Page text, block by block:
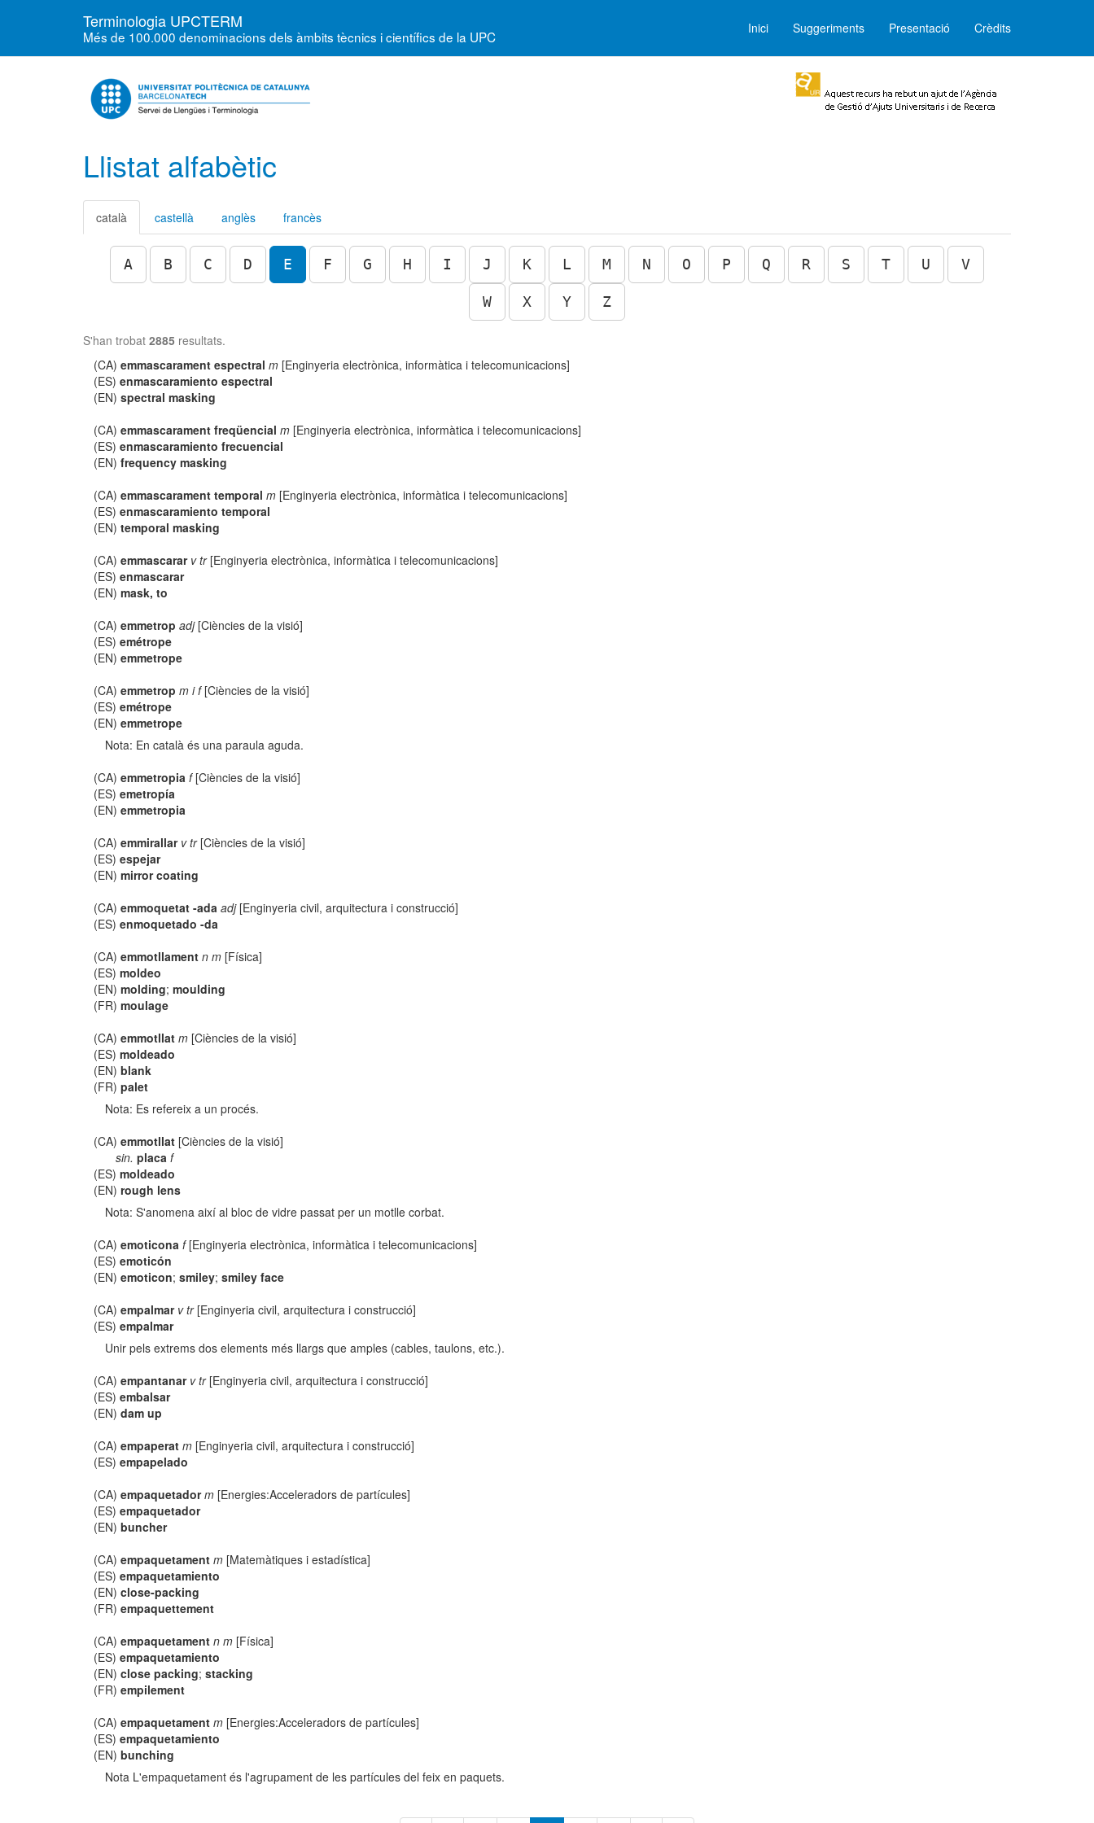
Terminologia UPCTERM
Més de 100.000 denominacions dels àmbits tècnics i científics de la UPC Inici Suggeriments Presentació Crèdits
Llistat alfabètic
català castellà anglès francès
A B C D E F G H I J K L M N O P Q R S T U V
W X Y Z
S'han trobat 2885 resultats.
(CA)emmascarament espectral m [Enginyeria electrònica, informàtica i telecomunicacions]
(ES)enmascaramiento espectral
(EN)spectral masking
(CA)emmascarament freqüencial m [Enginyeria electrònica, informàtica i telecomunicacions]
(ES)enmascaramiento frecuencial
(EN)frequency masking
(CA)emmascarament temporal m [Enginyeria electrònica, informàtica i telecomunicacions]
(ES)enmascaramiento temporal
(EN)temporal masking
(CA)emmascarar v tr[Enginyeria electrònica, informàtica i telecomunicacions]
(ES)enmascarar
(EN)mask, to
(CA)emmetrop adj[Ciències de la visió]
(ES)emétrope
(EN)emmetrope
(CA)emmetrop m i f[Ciències de la visió]
(ES)emétrope
(EN)emmetrope
Nota: En català és una paraula aguda.
(CA)emmetropia f[Ciències de la visió]
(ES)emetropía
(EN)emmetropia
(CA)emmirallar v tr[Ciències de la visió]
(ES)espejar
(EN)mirror coating
(CA)emmoquetat -ada adj[Enginyeria civil, arquitectura i construcció]
(ES)enmoquetado -da
(CA)emmotllament n m [Física]
(ES)moldeo
(EN)molding;moulding
(FR)moulage
(CA)emmotllat m [Ciències de la visió]
(ES)moldeado
(EN)blank
(FR)palet
Nota: Es refereix a un procés.
(CA)emmotllat [Ciències de la visió]
sin. placa f
(ES)moldeado
(EN)rough lens
Nota: S'anomena així al bloc de vidre passat per un motlle corbat.
(CA)emoticona f[Enginyeria electrònica, informàtica i telecomunicacions]
(ES)emoticón
(EN)emoticon;smiley;smiley face
(CA)empalmar v tr[Enginyeria civil, arquitectura i construcció]
(ES)empalmar
Unir pels extrems dos elements més llargs que amples (cables, taulons, etc.).
(CA)empantanar v tr[Enginyeria civil, arquitectura i construcció]
(ES)embalsar
(EN)dam up
(CA)empaperat m [Enginyeria civil, arquitectura i construcció]
(ES)empapelado
(CA)empaquetador m [Energies:Acceleradors de partícules]
(ES)empaquetador
(EN)buncher
(CA)empaquetament m [Matemàtiques i estadística]
(ES)empaquetamiento
(EN)close-packing
(FR)empaquettement
(CA)empaquetament n m [Física]
(ES)empaquetamiento
(EN)close packing;stacking
(FR)empilement
(CA)empaquetament m [Energies:Acceleradors de partícules]
(ES)empaquetamiento
(EN)bunching
Nota L'empaquetament és l'agrupament de les partícules del feix en paquets.